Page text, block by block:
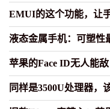
EMUI的这个功能，让
液态金属手机：可塑性
苹果的Face ID无人能
同样是3500U处理器，